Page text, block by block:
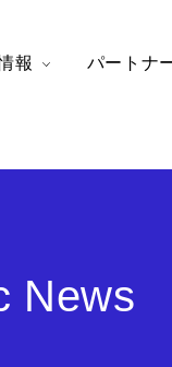
報 パートナ
News